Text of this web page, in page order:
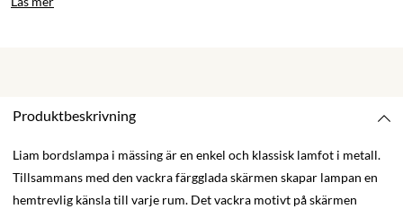
Produktbeskrivning
Liam bordslampa i mässing är en enkel och klassisk lamfot i metall.
Tillsammans med den vackra färgglada skärmen skapar lampan en
hemtrevlig känsla till varje rum. Det vackra motivt på skärmen